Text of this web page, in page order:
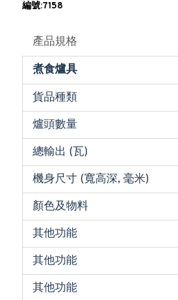
編號:7158
產品規格
煮食爐具
貨品種類
爐頭數量
總輸出 (瓦)
機身尺寸 (寬高深, 毫米)
顏色及物料
其他功能
其他功能
其他功能